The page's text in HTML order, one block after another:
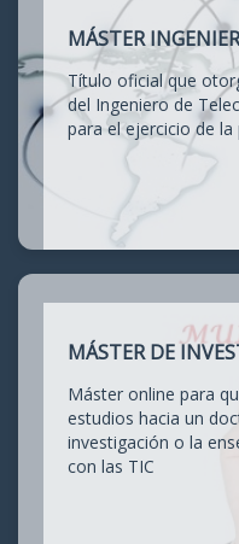
MÁSTER
Título oficial que
del Ingeniero de
para el ejercicio de la
MÁSTER DE
Máster online para
estudios hacia un
investigación o la
con las TIC